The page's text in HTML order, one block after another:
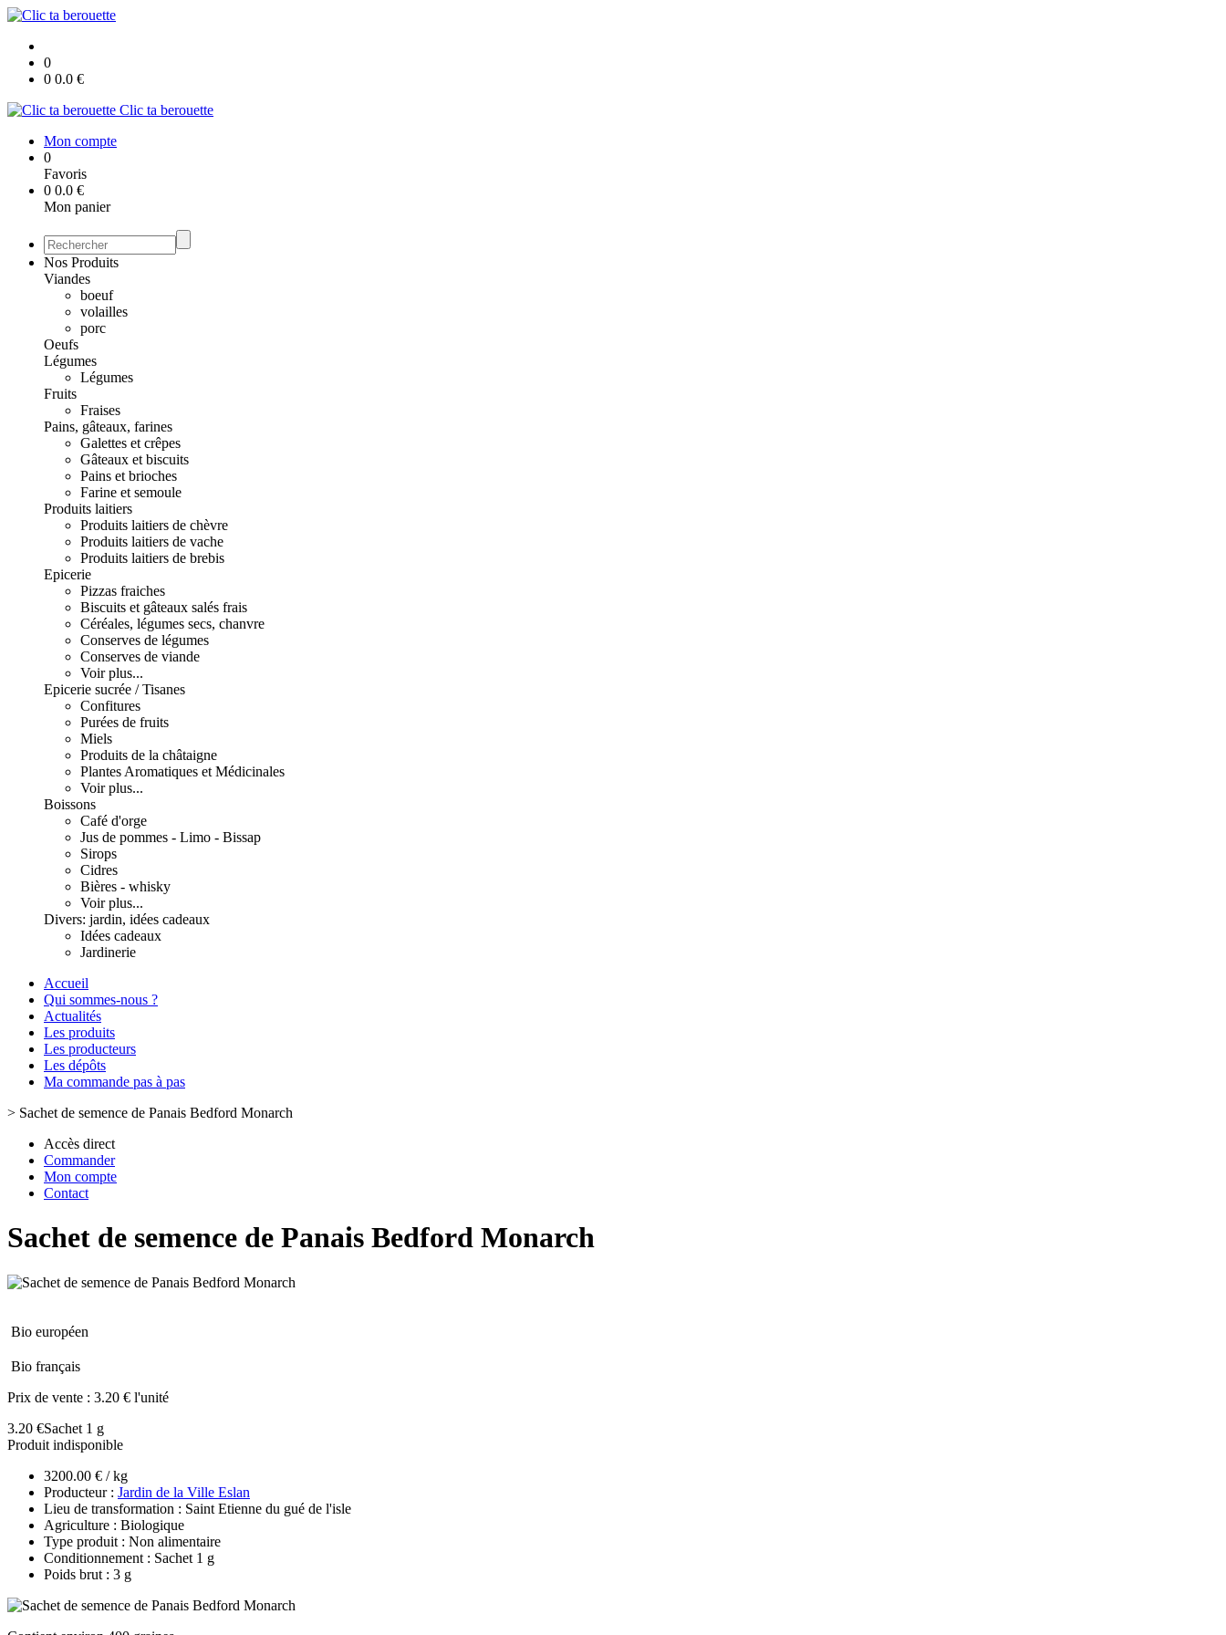
0
0 0.0 €
Clic ta berouette
Mon compte
0
Favoris
0 0.0 €
Mon panier
Nos Produits
Viandes
boeuf
volailles
porc
Oeufs
Légumes
Légumes
Fruits
Fraises
Pains, gâteaux, farines
Galettes et crêpes
Gâteaux et biscuits
Pains et brioches
Farine et semoule
Produits laitiers
Produits laitiers de chèvre
Produits laitiers de vache
Produits laitiers de brebis
Epicerie
Pizzas fraiches
Biscuits et gâteaux salés frais
Céréales, légumes secs, chanvre
Conserves de légumes
Conserves de viande
Voir plus...
Epicerie sucrée / Tisanes
Confitures
Purées de fruits
Miels
Produits de la châtaigne
Plantes Aromatiques et Médicinales
Voir plus...
Boissons
Café d'orge
Jus de pommes - Limo - Bissap
Sirops
Cidres
Bières - whisky
Voir plus...
Divers: jardin, idées cadeaux
Idées cadeaux
Jardinerie
Accueil
Qui sommes-nous ?
Actualités
Les produits
Les producteurs
Les dépôts
Ma commande pas à pas
> Sachet de semence de Panais Bedford Monarch
Accès direct
Commander
Mon compte
Contact
Sachet de semence de Panais Bedford Monarch
Bio européen
Bio français
Prix de vente : 3.20 € l'unité
3.20 €Sachet 1 g
Produit indisponible
3200.00 € / kg
Producteur : Jardin de la Ville Eslan
Lieu de transformation : Saint Etienne du gué de l'isle
Agriculture : Biologique
Type produit : Non alimentaire
Conditionnement : Sachet 1 g
Poids brut : 3 g